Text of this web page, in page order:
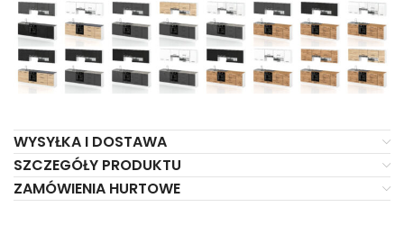
WYSYŁKA I DOSTAWA
SZCZEGÓŁY PRODUKTU
ZAMÓWIENIA HURTOWE